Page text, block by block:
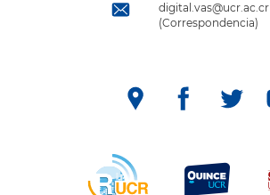
digital.vas@ucr.ac.cr
(Correspondencia)